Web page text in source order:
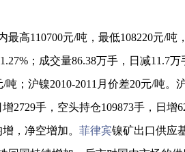
高110700元/吨，最低108220元/吨
；成交量86.38万手，日减11.7万
吨；沪镍2010-2011月价差20元/吨。
2729手，空头持仓109873手，日增
，净空增加。 菲律宾镍矿出口供应